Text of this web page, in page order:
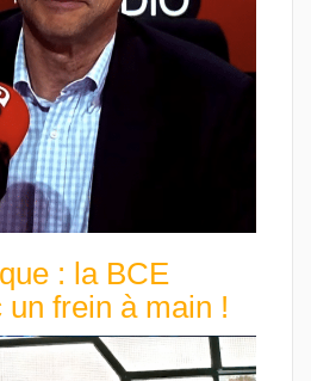
: la BCE
un frein à main !